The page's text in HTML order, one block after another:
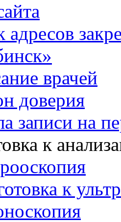
адресов
врачей
доверия
записи на
к
к